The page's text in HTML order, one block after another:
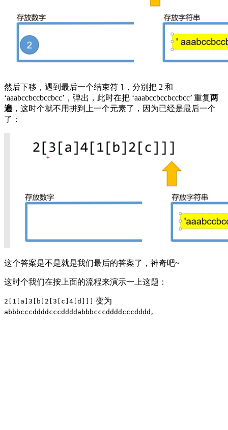
然后下移，遇到最后一个结束符 ]
，分别把 2 和
‘aaabccbccbccbcc’，弹出，此时在把 ‘aaabccbccbccbcc’ 重复两
遍 ，这时个就不用拼到上一个元素了，因为已经是最后一个
了：
这个答案是不是就是我们最后的答案了，神奇吧~
这时个我们在按上面的流程来演示一上这题：
2[1[a]3[b]2[3[c]4[d]]] 变为
abbbcccddddcccddddabbbcccddddcccdddd 。